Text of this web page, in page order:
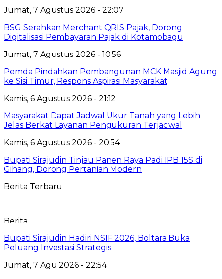
Jumat, 7 Agustus 2026 - 22:07
‎BSG Serahkan Merchant QRIS Pajak, Dorong
Digitalisasi Pembayaran Pajak di Kotamobagu
Jumat, 7 Agustus 2026 - 10:56
Pemda Pindahkan Pembangunan MCK Masjid Agung
ke Sisi Timur, Respons Aspirasi Masyarakat
Kamis, 6 Agustus 2026 - 21:12
Masyarakat Dapat Jadwal Ukur Tanah yang Lebih
Jelas Berkat Layanan Pengukuran Terjadwal
Kamis, 6 Agustus 2026 - 20:54
Bupati Sirajudin Tinjau Panen Raya Padi IPB 15S di
Gihang, Dorong Pertanian Modern
Berita Terbaru
Berita
Bupati Sirajudin Hadiri NSIF 2026, Boltara Buka
Peluang Investasi Strategis
Jumat, 7 Agu 2026 - 22:54